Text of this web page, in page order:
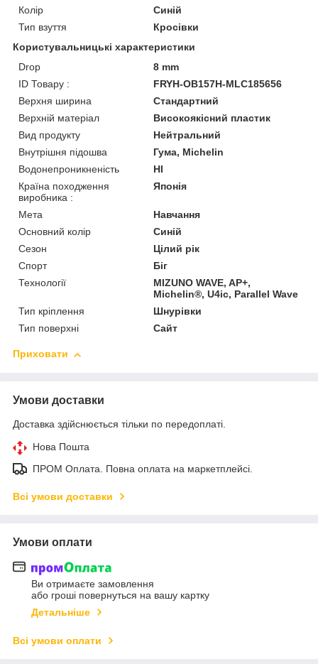
Колір
Синій
Тип взуття
Кросівки
Користувальницькі характеристики
Drop
8 mm
ID Товару :
FRYH-OB157H-MLC185656
Верхня ширина
Стандартний
Верхній матеріал
Високоякісний пластик
Вид продукту
Нейтральний
Внутрішня підошва
Гума, Michelin
Водонепроникненість
HI
Країна походження
виробника :
Японія
Мета
Навчання
Основний колір
Синій
Сезон
Цілий рік
Спорт
Біг
Технології
MIZUNO WAVE, AP+,
Michelin®, U4ic, Parallel Wave
Тип кріплення
Шнурівки
Тип поверхні
Сайт
Приховати
Умови доставки
Доставка здійснюється тільки по передоплаті.
Нова Пошта
ПРОМ Оплата. Повна оплата на маркетплейсі.
Всі умови доставки
Умови оплати
Ви отримаєте замовлення
або гроші повернуться на вашу картку
Детальніше
Всі умови оплати